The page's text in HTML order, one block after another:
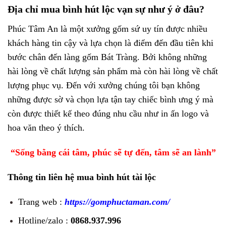
Địa chỉ mua bình hút lộc vạn sự như ý ở đâu?
Phúc Tâm An là một xưởng gốm sứ uy tín được nhiều
khách hàng tin cậy và lựa chọn là điểm đến đầu tiên khi
bước chân đến làng gốm Bát Tràng. Bởi không những
hài lòng về chất lượng sản phẩm mà còn hài lòng về chất
lượng phục vụ. Đến với xưởng chúng tôi bạn không
những được sờ và chọn lựa tận tay chiếc bình ưng ý mà
còn được thiết kế theo đúng nhu cầu như in ấn logo và
hoa văn theo ý thích.
“Sống bằng cái tâm, phúc sẽ tự đến, tâm sẽ an lành”
Thông tin liên hệ mua bình hút tài lộc
Trang web : https://gomphuctaman.com/
Hotline/zalo : 0868.937.996